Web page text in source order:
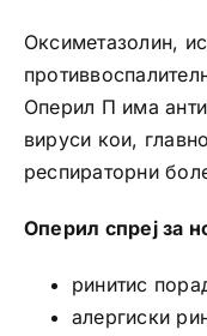
Оксиметазолин,
Оперил П има
вируси кои,
респираторни
Оперил спреј за
ринитис
алергиски